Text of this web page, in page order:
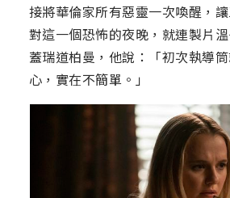
接將華倫家所有惡靈一次喚醒，
對這一個恐怖的夜晚，就連製片
蓋瑞道柏曼，他說：「初次執導
心，實在不簡單。」